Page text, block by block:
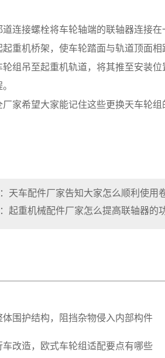
道连接螺栓将车轮轴端的联轴器连接
重机桥架，使车轮踏面与轨道顶面
轮组吊至起重机轨道，将其推至安装
家希望大家能记住这些更换天车轮
天车配件厂家告知大家怎么顺利使用
起重机械配件厂家怎么提高联轴器的
体围护结构，阻挡杂物侵入内部构件
车改造，欧式车轮组适配要点有哪些